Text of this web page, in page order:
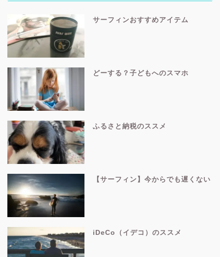
ラリーマン。週末はサーフィンを趣味でやってます。
そんなぼくの楽しみ・悩みなどの日常、シングルファー
ザーとして成長していく姿を皆さんに楽しんでもらえる
と嬉しいです！
＼ Follow me ／